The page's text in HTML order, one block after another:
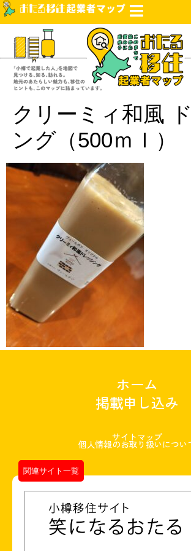
クリーミィ和風
ング（500ｍｌ）
ホーム
掲載申し込み
サイトマップ
個人情報のお取り扱いについ
関連サイト一覧